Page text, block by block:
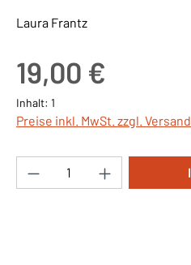
Laura Frantz
19,00 €
Inhalt: 1
Preise inkl. MwSt. zzgl.
Produkt Anzahl: Gib